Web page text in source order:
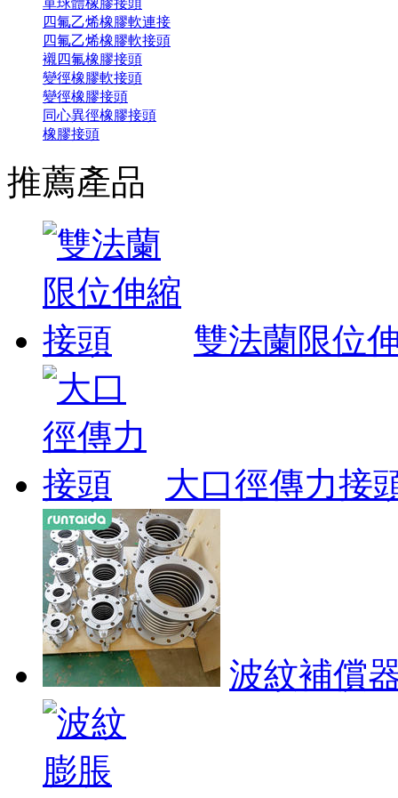
四氟乙烯橡膠軟連接
四氟乙烯橡膠軟接頭
襯四氟橡膠接頭
變徑橡膠軟接頭
變徑橡膠接頭
同心異徑橡膠接頭
橡膠接頭
推薦產品
雙法蘭限位
大口徑傳力接
波紋補償